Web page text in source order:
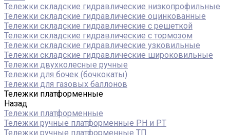
Тележки складские гидравлические низкопрофильные
Тележки складские гидравлические оцинкованные
Тележки складские гидравлические с решеткой
Тележки складские гидравлические с тормозом
Тележки складские гидравлические узковильные
Тележки складские гидравлические широковильные
Тележки двухколесные ручные
Тележки для бочек (бочкокаты)
Тележки для газовых баллонов
Тележки платформенные
Назад
Тележки платформенные
Тележки ручные платформенные PH и PT
Тележки ручные платформенные ТП